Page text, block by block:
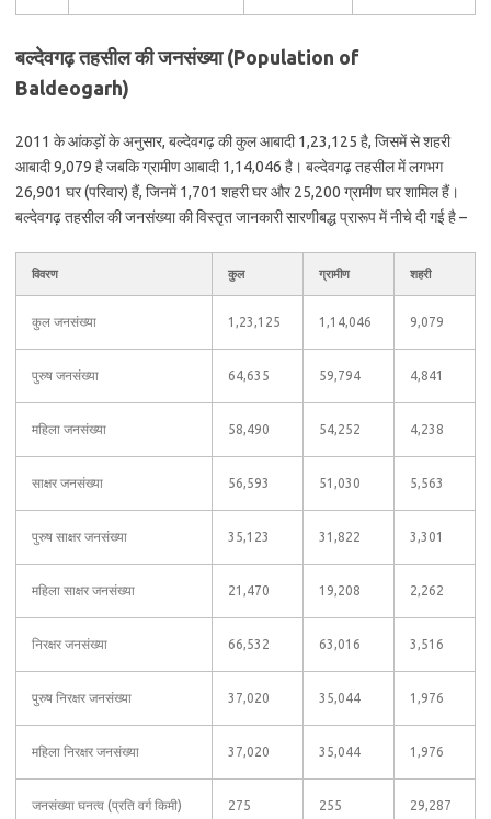
बल्देवगढ़ तहसील की जनसंख्या (Population of
Baldeogarh)
2011 के आंकड़ों के अनुसार, बल्देवगढ़ की कुल आबादी 1,23,125 है, जिसमें से शहरी
आबादी 9,079 है जबकि ग्रामीण आबादी 1,14,046 है। बल्देवगढ़ तहसील में लगभग
26,901 घर (परिवार) हैं, जिनमें 1,701 शहरी घर और 25,200 ग्रामीण घर शामिल हैं।
बल्देवगढ़ तहसील की जनसंख्या की विस्तृत जानकारी सारणीबद्ध प्रारूप में नीचे दी गई है –
विवरण कुल ग्रामीण शहरी
कुल जनसंख्या 1,23,125 1,14,046 9,079
पुरुष जनसंख्या 64,635 59,794 4,841
महिला जनसंख्या 58,490 54,252 4,238
साक्षर जनसंख्या 56,593 51,030 5,563
पुरुष साक्षर जनसंख्या 35,123 31,822 3,301
महिला साक्षर जनसंख्या 21,470 19,208 2,262
निरक्षर जनसंख्या 66,532 63,016 3,516
पुरुष निरक्षर जनसंख्या 37,020 35,044 1,976
महिला निरक्षर जनसंख्या 37,020 35,044 1,976
जनसंख्या घनत्व (प्रति वर्ग किमी) 275 255 29,287